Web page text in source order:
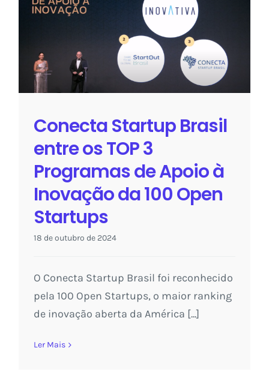
Conecta Startup Brasil entre os
TOP 3 Programas de Apoio à
Inovação da 100 Open Startups
Sem categoria
Conecta Startup Brasil
entre os TOP 3
Programas de Apoio à
Inovação da 100 Open
Startups
18 de outubro de 2024
O Conecta Startup Brasil foi reconhecido
pela 100 Open Startups, o maior ranking
de inovação aberta da América [...]
Ler Mais